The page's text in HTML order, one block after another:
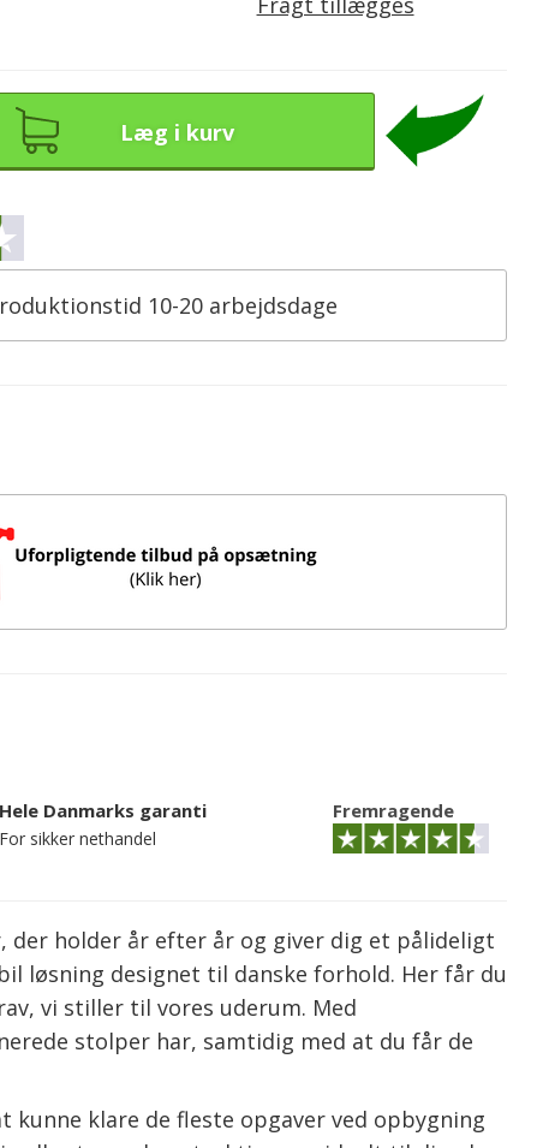
Læg i kurv
10-20 arbejdsdage
Hele Danmarks garanti
For sikker nethandel
Fremragende
holder år efter år og giver dig et pålideligt
løsning designet til danske forhold. Her får du
vi stiller til vores uderum. Med
stolper har, samtidig med at du får de
klare de fleste opgaver ved opbygning